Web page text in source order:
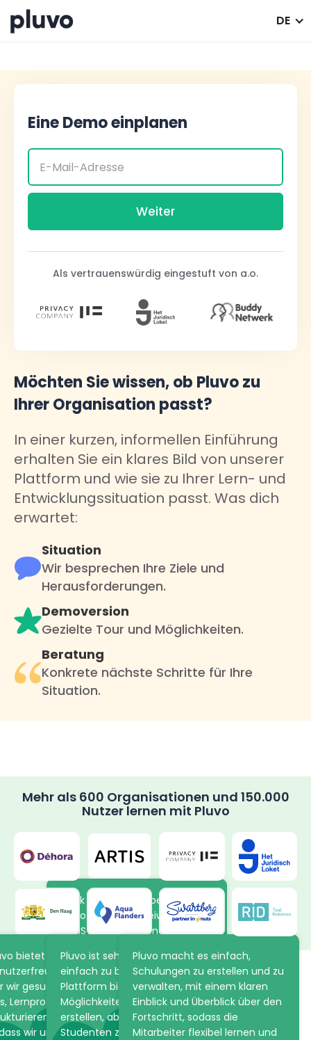
DE
Eine Demo einplanen
Als vertrauenswürdig eingestuft von a.o.
Möchten Sie wissen, ob Pluvo zu
Ihrer Organisation passt?
In einer kurzen, informellen Einführung
erhalten Sie ein klares Bild von unserer
Plattform und wie sie zu Ihrer Lern- und
Entwicklungssituation passt. Was dich
erwartet:
Situation
Wir besprechen Ihre Ziele und
Herausforderungen.
Demoversion
Gezielte Tour und Möglichkeiten.
Beratung
Konkrete nächste Schritte für Ihre
Situation.
Mehr als 600 Organisationen und 150.000
Nutzer lernen mit Pluvo
Dank der neuen Arbeitsweise in
Pluvo lernen die Freiwilligen von
ARTIS in ihrem eigenen Tempo
Pflanzen im Park. Die Online-
Akademie spart ARTIS viel Zeit,
da praktische Informationen
im Voraus über Pluvo geteilt
werden können.
bietet die Flexibilität und
nach
wir gesucht haben. Es hilft
Lernprozesse einfach zu
und anzupassen,
wir unsere Mitarbeiter
Pluvo ist sehr intuitiv und
einfach zu bedienen. Die
Plattform bietet unzählige
Möglichkeiten, einen Kurs zu
erstellen, aber auch den
Studenten zu bewerten!
Pluvo macht es einfach,
Schulungen zu erstellen und zu
verwalten, mit einem klaren
Einblick und Überblick über den
Fortschritt, sodass die
Mitarbeiter flexibel lernen und